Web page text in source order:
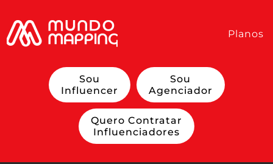
Planos
Sou
Influencer
Sou
Agenciador
Quero Contratar
Influenciadores